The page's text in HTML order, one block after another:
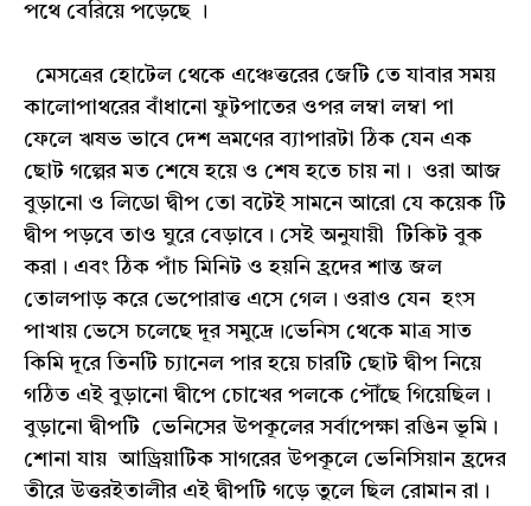
পথে বেরিয়ে পড়েছে ।
মেসত্রের হোটেল থেকে এঞ্চেত্তরের জেটি তে যাবার সময়
কালোপাথরের বাঁধানো ফুটপাতের ওপর লম্বা লম্বা পা
ফেলে ঋষভ ভাবে দেশ ভ্রমণের ব্যাপারটা ঠিক যেন এক
ছোট গল্পের মত শেষে হয়ে ও শেষ হতে চায় না। ওরা আজ
বুড়ানো ও লিডো দ্বীপ তো বটেই সামনে আরো যে কয়েক টি
দ্বীপ পড়বে তাও ঘুরে বেড়াবে। সেই অনুযায়ী টিকিট বুক
করা। এবং ঠিক পাঁচ মিনিট ও হয়নি হ্রদের শান্ত জল
তোলপাড় করে ভেপোরাত্ত এসে গেল। ওরাও যেন হংস
পাখায় ভেসে চলেছে দূর সমুদ্রে।ভেনিস থেকে মাত্র সাত
কিমি দূরে তিনটি চ্যানেল পার হয়ে চারটি ছোট দ্বীপ নিয়ে
গঠিত এই বুড়ানো দ্বীপে চোখের পলকে পৌঁছে গিয়েছিল।
বুড়ানো দ্বীপটি ভেনিসের উপকূলের সর্বাপেক্ষা রঙিন ভূমি।
শোনা যায় আড্রিয়াটিক সাগরের উপকূলে ভেনিসিয়ান হ্রদের
তীরে উত্তরইতালীর এই দ্বীপটি গড়ে তুলে ছিল রোমান রা।